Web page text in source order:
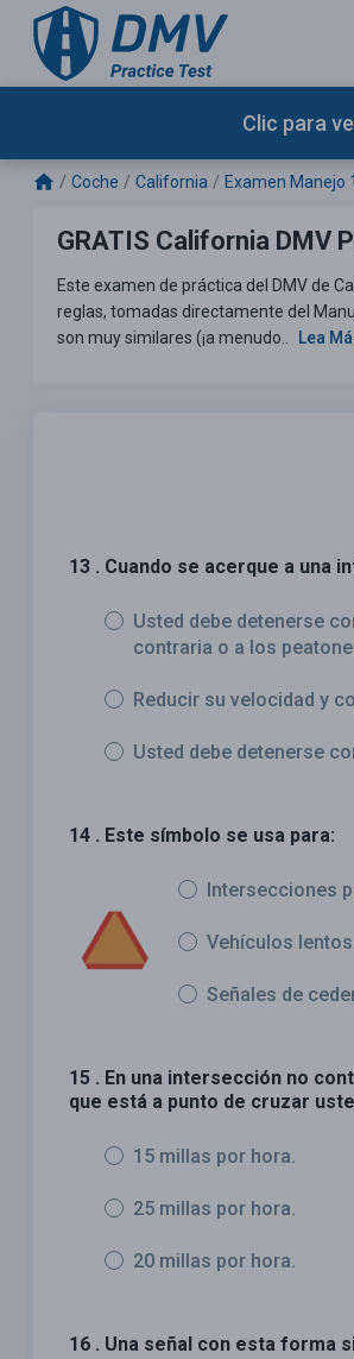
Clic para
Coche California Examen Manejo
GRATIS California DMV
Este examen de práctica del DMV de
reglas, tomadas directamente del
son muy similares (¡a menudo..
Lea
13 . Cuando se acerque a una
Usted debe detenerse
contraria o a los
Reducir su velocidad y
Usted debe detenerse
14 . Este símbolo se usa para:
Intersecciones
Vehículos
Señales de
15 . En una intersección no
que está a punto de cruzar
15 millas por hora.
25 millas por hora.
20 millas por hora.
16 . Una señal con esta forma